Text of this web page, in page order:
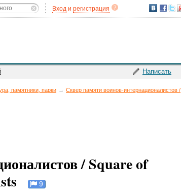
Вход и регистрация
Написать
памятники, парки → Сквер памяти воинов-интернационалистов /
/ Square of
9